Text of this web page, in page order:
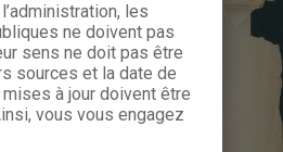
les
ne doivent pas
sens ne doit pas être
sources et la date de
à jour doivent être
vous vous engagez